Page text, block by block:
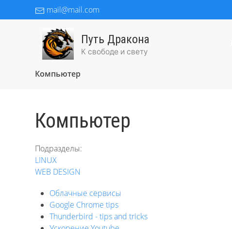
mail@mail.com
Путь Дракона
К свободе и свету
Компьютер
Компьютер
Подразделы:
LINUX
WEB DESIGN
Облачные сервисы
Google Chrome tips
Thunderbird - tips and tricks